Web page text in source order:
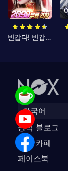
반갑다! 반갑삼국지
공식 블로그
공식 카페
페이스북